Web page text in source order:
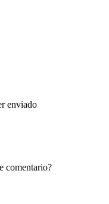
enviado
comentario?